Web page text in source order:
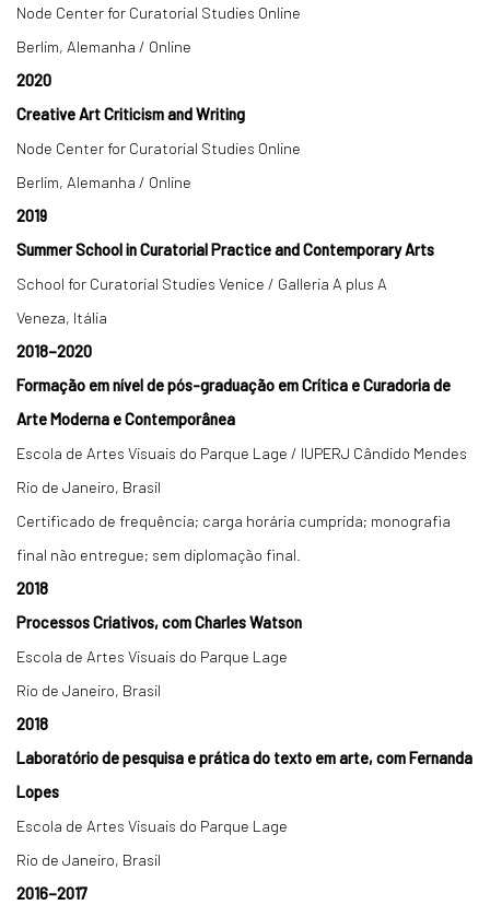
Node Center for Curatorial Studies Online
Berlim, Alemanha / Online
2020
Creative Art Criticism and Writing
Node Center for Curatorial Studies Online
Berlim, Alemanha / Online
2019
Summer School in Curatorial Practice and Contemporary Arts
School for Curatorial Studies Venice / Galleria A plus A
Veneza, Itália
2018–2020
Formação em nível de pós-graduação em Crítica e Curadoria de
Arte Moderna e Contemporânea
Escola de Artes Visuais do Parque Lage / IUPERJ Cândido Mendes
Rio de Janeiro, Brasil
Certificado de frequência; carga horária cumprida; monografia
final não entregue; sem diplomação final.
2018
Processos Criativos, com Charles Watson
Escola de Artes Visuais do Parque Lage
Rio de Janeiro, Brasil
2018
Laboratório de pesquisa e prática do texto em arte, com Fernanda
Lopes
Escola de Artes Visuais do Parque Lage
Rio de Janeiro, Brasil
2016–2017